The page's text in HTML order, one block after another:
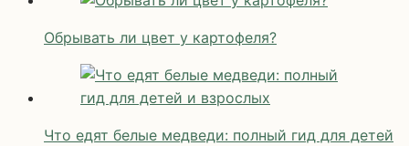
Обрывать ли цвет у картофеля?
Что едят белые медведи: полный гид для детей